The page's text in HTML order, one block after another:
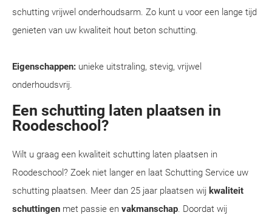
schutting vrijwel onderhoudsarm. Zo kunt u voor een lange tijd
genieten van uw kwaliteit hout beton schutting.
Eigenschappen: unieke uitstraling, stevig, vrijwel
onderhoudsvrij.
Een schutting laten plaatsen in
Roodeschool?
Wilt u graag een kwaliteit schutting laten plaatsen in
Roodeschool? Zoek niet langer en laat Schutting Service uw
schutting plaatsen. Meer dan 25 jaar plaatsen wij kwaliteit
schuttingen met passie en vakmanschap. Doordat wij